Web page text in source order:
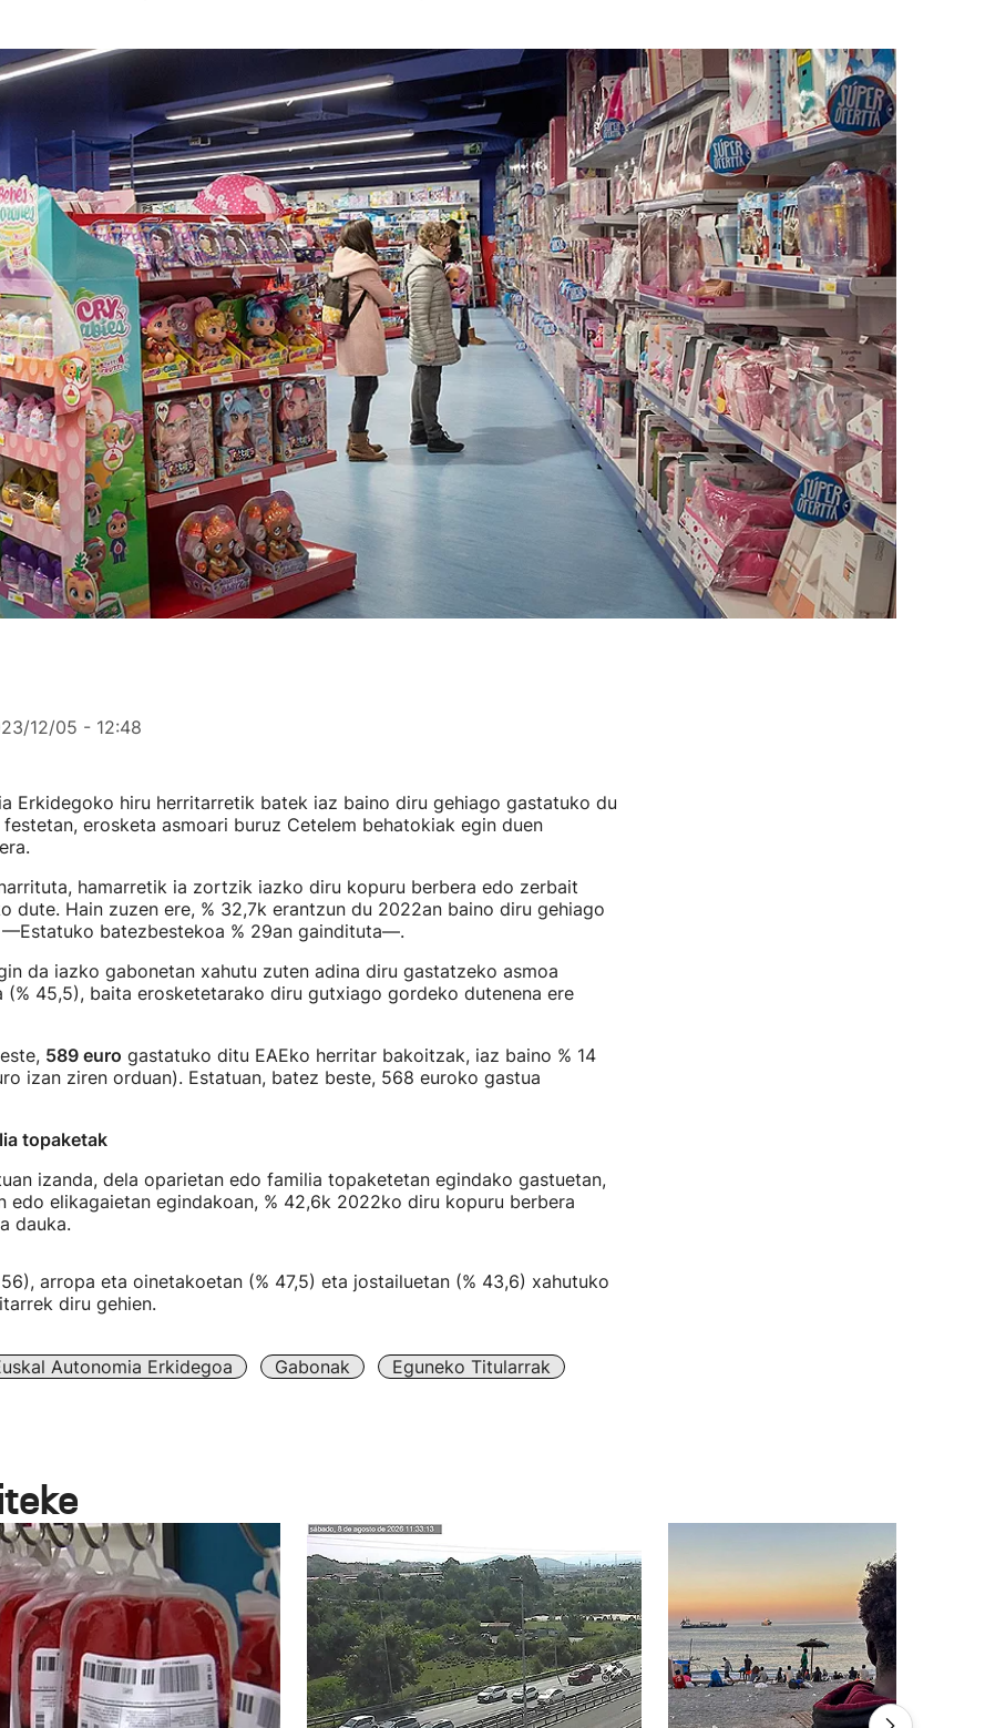
12/05 - 12:48
Erkidegoko hiru herritarretik batek iaz baino diru gehiago gastatuko du
erosketa asmoari buruz Cetelem behatokiak egin duen
hamarretik ia zortzik iazko diru kopuru berbera edo zerbait
dute. Hain zuzen ere, % 32,7k erantzun du 2022an baino diru gehiago
batezbestekoa % 29an gaindituta—.
da iazko gabonetan xahutu zuten adina diru gastatzeko asmoa
(% 45,5), baita erosketetarako diru gutxiago gordeko dutenena ere
589 euro gastatuko ditu EAEko herritar bakoitzak, iaz baino % 14
izan ziren orduan). Estatuan, batez beste, 568 euroko gastua
topaketak
izanda, dela oparietan edo familia topaketetan egindako gastuetan,
edo elikagaietan egindakoan, % 42,6k 2022ko diru kopuru berbera
dauka.
arropa eta oinetakoetan (% 47,5) eta jostailuetan (% 43,6) xahutuko
diru gehien.
Autonomia Erkidegoa Gabonak
Eguneko Titularrak